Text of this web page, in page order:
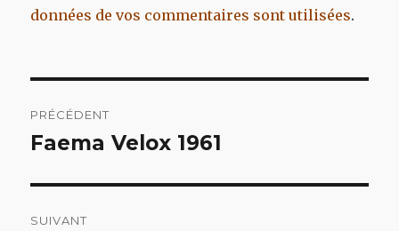
données de vos commentaires sont utilisées.
de
PRÉCÉDENT
Article
Faema Velox 1961
SUIVANT